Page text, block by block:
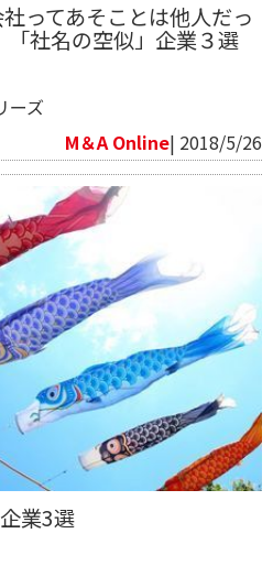
ってあそことは他人だっ
「社名の空似」企業３選
ーズ
M＆A Online| 2018/5/26
業3選